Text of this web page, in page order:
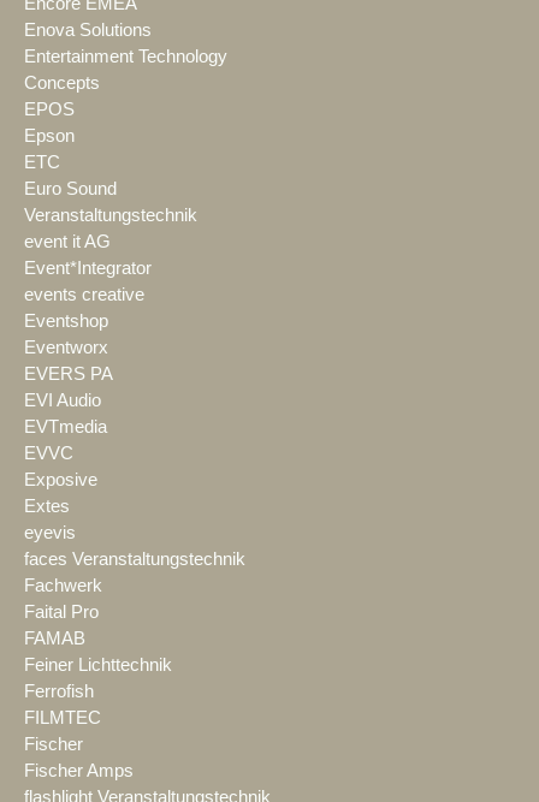
Enova Solutions
Entertainment Technology
Concepts
EPOS
Epson
ETC
Euro Sound
Veranstaltungstechnik
event it AG
Event*Integrator
events creative
Eventshop
Eventworx
EVERS PA
EVI Audio
EVTmedia
EVVC
Exposive
Extes
eyevis
faces Veranstaltungstechnik
Fachwerk
Faital Pro
FAMAB
Feiner Lichttechnik
Ferrofish
FILMTEC
Fischer
Fischer Amps
flashlight Veranstaltungstechnik